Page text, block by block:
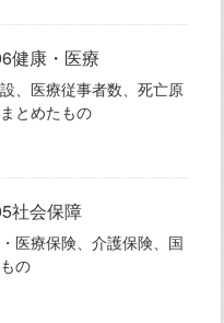
健康・医療
、医療従事者数、死亡原
とめたもの
社会保障
医療保険、介護保険、国
の